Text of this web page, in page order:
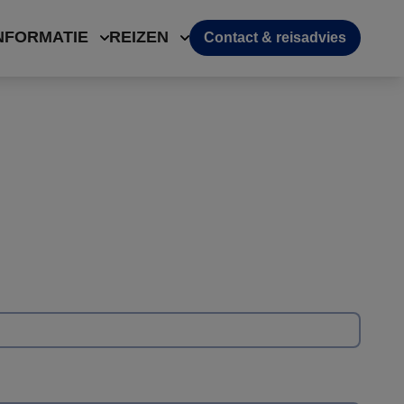
REIZEN Contact & reisadvies